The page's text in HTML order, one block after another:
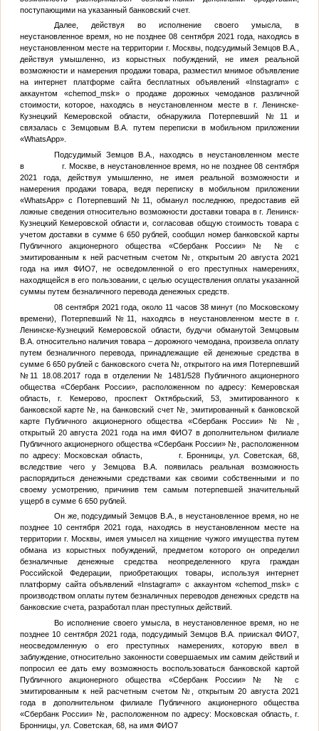
поступающими на указанный банковский счет.
Далее, действуя во исполнение своего умысла, в
неустановленное время, но не позднее 08 сентября 2021 года, находясь в
неустановленном месте на территории г. Москвы, подсудимый Земцов В.А.
действуя умышленно, из корыстных побуждений, не имея реальной
возможности и намерения продажи товара, разместил мнимое объявление
на интернет платформе сайта бесплатных объявлений «Instagram» с
аккаунтом «chemod_msk» о продаже дорожных чемоданов различной
стоимости, которое, находясь в неустановленном месте в г. Ленинске-
Кузнецкий Кемеровской области, обнаружила
Потерпевший №11
и
связалась сЗемцовым В.А.
путем переписки в мобильном приложении
«WhatsApp».
Подсудимый Земцов В.А.
, находясь в неустановленном месте
в г. Москве, в неустановленное время, но не позднее 08 сентября
2021 года, действуя умышленно, не имея реальной возможности и
намерения продажи товара, ведя переписку в мобильном приложении
«WhatsApp» сПотерпевший №11
, обманул последнюю, предоставив ей
ложные сведения относительно возможности доставки товара в г. Ленинск-
Кузнецкий Кемеровской области и, согласовав общую стоимость товара с
учетом доставки в сумме 6 650 рублей, сообщил номер банковской карты
Публичного акционерного общества «Сбербанк России» №
№
с
эмитированным к ней расчетным счетом №
, открытым 20 августа 2021
года на имяФИО7 , не осведомленной о его преступных намерениях,
находящейся в его пользовании, с целью осуществления оплаты указанной
суммы путем безналичного перевода денежных средств.
08 сентября 2021 года, около 11 часов 38 минут (по Московскому
времени), Потерпевший №11
, находясь в неустановленном месте в г.
Ленинске-Кузнецкий Кемеровской области, будучи обманутойЗемцовым
В.А. относительно наличия товара – дорожного чемодана, произвела оплату
путем безналичного перевода, принадлежащие ей денежные средства в
сумме 6 650 рублей с банковского счета №, открытого на имяПотерпевший
№11
18.08.2017 года в отделении № 1481/528 Публичного акционерного
общества «Сбербанк России», расположенном по адресу: Кемеровская
область, г. Кемерово, проспект Октябрьский, 53, эмитированного к
банковской карте № , на банковский счет № , эмитированный к банковской
карте Публичного акционерного общества «Сбербанк России» №
№
открытый 20 августа 2021 года на имя ФИО7в дополнительном филиале
Публичного акционерного общества «Сбербанк России» № , расположенном
по адресу: Московская область, г. Бронницы, ул. Советская, 68,
вследствие чего уЗемцова В.А.
появилась реальная возможность
распорядиться денежными средствами как своими собственными и по
своему усмотрению, причинив тем самым потерпевшей значительный
ущерб в сумме 6 650 рублей.
Он же, подсудимый Земцов В.А.
, в неустановленное время, но не
позднее 10 сентября 2021 года, находясь в неустановленном месте на
территории г. Москвы, имея умысел на хищение чужого имущества путем
обмана из корыстных побуждений, предметом которого он определил
безналичные денежные средства неопределенного круга граждан
Российской Федерации, приобретающих товары, используя интернет
платформу сайта объявлений «Instagram» с аккаунтом «chemod_msk» с
производством оплаты путем безналичных переводов денежных средств на
банковские счета, разработал план преступных действий.
Во исполнение своего умысла, в неустановленное время, но не
позднее 10 сентября 2021 года, подсудимыйЗемцов В.А. приискалФИО7
неосведомленную о его преступных намерениях, которую ввел в
заблуждение, относительно законности совершаемых им самим действий и
попросил ее дать ему возможность воспользоваться банковской картой
Публичного акционерного общества «Сбербанк России» №
№
с
эмитированным к ней расчетным счетом №
, открытым 20 августа 2021
года в дополнительном филиале Публичного акционерного общества
«Сбербанк России» №
, расположенном по адресу: Московская область, г.
Бронницы, ул. Советская, 68, на имя ФИО7